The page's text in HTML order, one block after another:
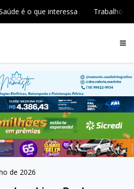
é o que interessa Trabalho
de 2026